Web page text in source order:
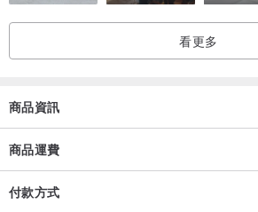
看更多
商品資訊
商品運費
付款方式